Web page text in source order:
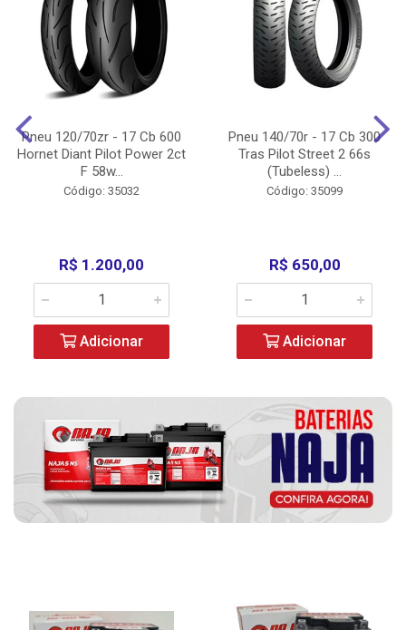
Pneu 120/70zr - 17 Cb 600
Hornet Diant Pilot Power 2ct
F 58w...
Código: 35032
R$ 1.200,00
Adicionar
Pneu 140/70r - 17 Cb 300
Tras Pilot Street 2 66s
(Tubeless) ...
Código: 35099
R$ 650,00
Adicionar